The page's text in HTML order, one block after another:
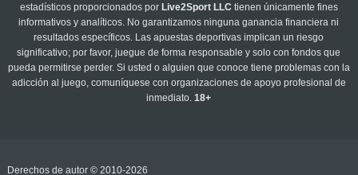
estadísticos proporcionados por Live2Sport LLC tienen únicamente fines
informativos y analíticos. No garantizamos ninguna ganancia financiera ni
resultados específicos. Las apuestas deportivas implican un riesgo
significativo; por favor, juegue de forma responsable y solo con fondos que
pueda permitirse perder. Si usted o alguien que conoce tiene problemas con la
adicción al juego, comuníquese con organizaciones de apoyo profesional de
inmediato.18+
Derechos de autor © 2010-2026